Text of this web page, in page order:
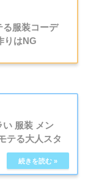
る服装コーデ
りはNG
い 服装 メン
テる大人スタ